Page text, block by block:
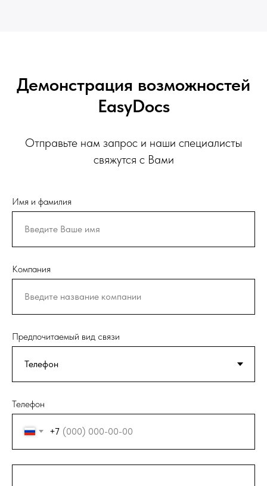
Демонстрация возможностей
EasyDocs
Отправьте нам запрос и наши специалисты
свяжутся с Вами
Имя и фамилия
Компания
Предпочитаемый вид связи
Телефон
+7